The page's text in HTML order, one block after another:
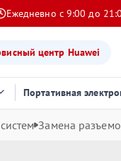
Ежедневно с 9:00 до
центр Huawei
Портативная
Замена